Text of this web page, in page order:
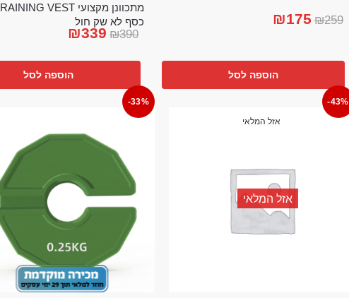
₪259
₪175
הוספה לסל
כסף לא שק חול
₪390
₪339
הוספה לסל
-43%
אזל המלאי
אזל המלאי
-33%